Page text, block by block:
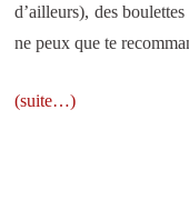
d’ailleurs), des
ne peux que te
(suite…)